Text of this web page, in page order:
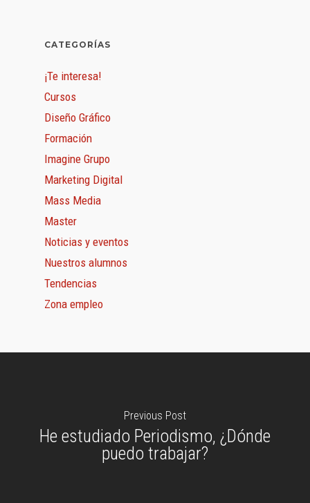
CATEGORÍAS
¡Te interesa!
Cursos
Diseño Gráfico
Formación
Imagine Grupo
Marketing Digital
Mass Media
Master
Noticias y eventos
Nuestros alumnos
Tendencias
Zona empleo
Previous Post
He estudiado Periodismo, ¿Dónde
puedo trabajar?